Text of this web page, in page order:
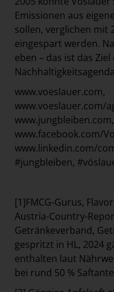
Emissionen aus
sollen, verglichen mit
eingespart werden.
eben – das ist das
www.voeslauer.com,
www.voeslauer.com/
www.jungbleiben.com
www.facebook.com/
www.linkedin.com/
#jungbleiben,
[1]FMCG-Gurus,
Austria-Country-
Getränkeverband,
gespritzt in HL, 2024
enthalten laut
bei rund 50 %